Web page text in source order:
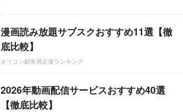
漫画読み放題サブスクおすすめ11選【徹
底比較】
オリコン顧客満足度ランキング
2026年動画配信サービスおすすめ40選
【徹底比較】